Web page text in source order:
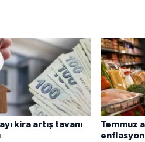
kira artış tavanı
Temmuz